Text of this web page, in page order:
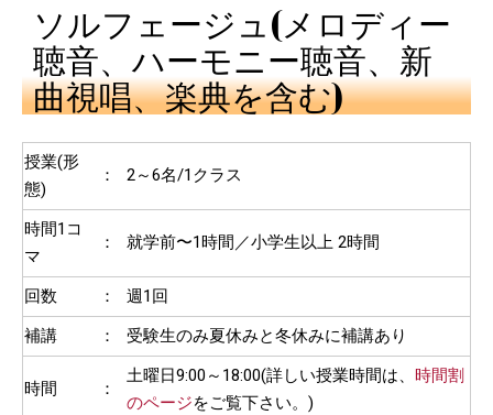
ソルフェージュ(メロディー
聴音、ハーモニー聴音、新
曲視唱、楽典を含む)
授業(形
態)
： 2～6名/1クラス
時間1コ
マ
： 就学前〜1時間／小学生以上 2時間
回数 ：
週1回
補講
： 受験生のみ夏休みと冬休みに補講あり
時間 ：
土曜日9:00～18:00(詳しい授業時間は、 時間割
のページをご覧下さい。)